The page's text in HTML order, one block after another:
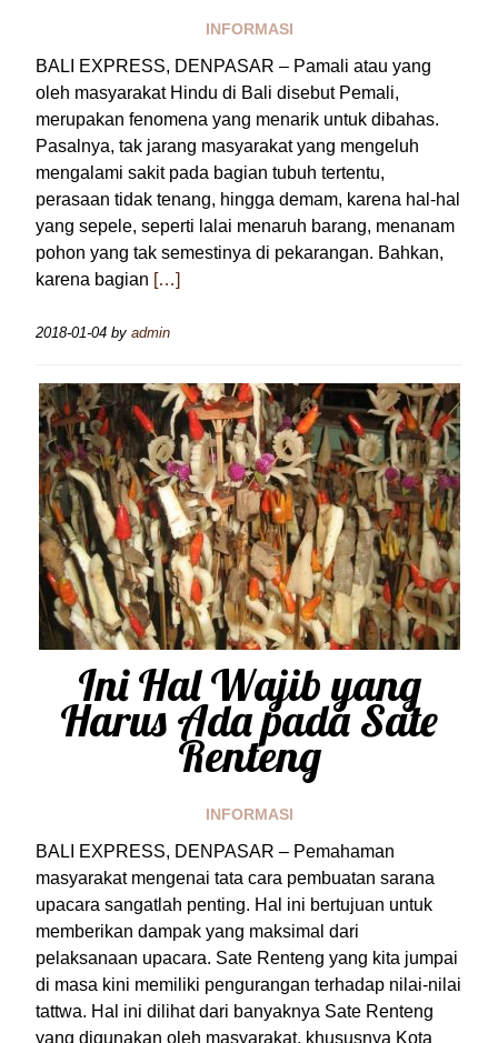
INFORMASI
BALI EXPRESS, DENPASAR – Pamali atau yang
oleh masyarakat Hindu di Bali disebut Pemali,
merupakan fenomena yang menarik untuk dibahas.
Pasalnya, tak jarang masyarakat yang mengeluh
mengalami sakit pada bagian tubuh tertentu,
perasaan tidak tenang, hingga demam, karena hal-hal
yang sepele, seperti lalai menaruh barang, menanam
pohon yang tak semestinya di pekarangan. Bahkan,
karena bagian […]
2018-01-04 by admin
Ini Hal Wajib yang
Harus Ada pada Sate
Renteng
INFORMASI
BALI EXPRESS, DENPASAR – Pemahaman
masyarakat mengenai tata cara pembuatan sarana
upacara sangatlah penting. Hal ini bertujuan untuk
memberikan dampak yang maksimal dari
pelaksanaan upacara. Sate Renteng yang kita jumpai
di masa kini memiliki pengurangan terhadap nilai-nilai
tattwa. Hal ini dilihat dari banyaknya Sate Renteng
yang digunakan oleh masyarakat, khususnya Kota